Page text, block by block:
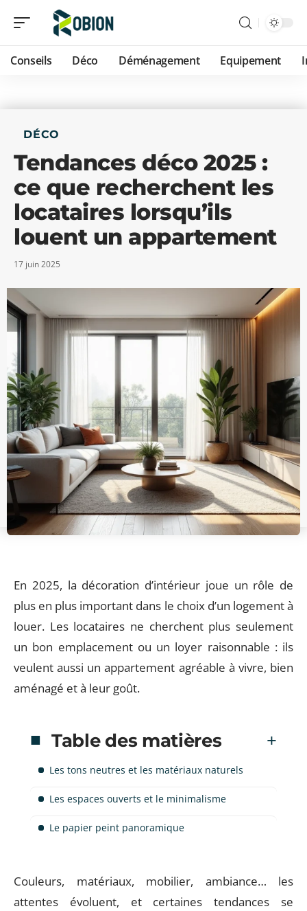
Conseils Déco Déménagement Equipement
DÉCO
Tendances déco 2025 :
ce que recherchent les
locataires lorsqu’ils
louent un appartement
17 juin 2025
En 2025, la décoration d’intérieur joue un rôle de
plus en plus important dans le choix d’un logement à
louer. Les locataires ne cherchent plus seulement
un bon emplacement ou un loyer raisonnable : ils
veulent aussi un appartement agréable à vivre, bien
aménagé et à leur goût.
Table des matières
Les tons neutres et les matériaux naturels
Les espaces ouverts et le minimalisme
Le papier peint panoramique
Couleurs, matériaux, mobilier, ambiance… les
attentes évoluent, et certaines tendances se